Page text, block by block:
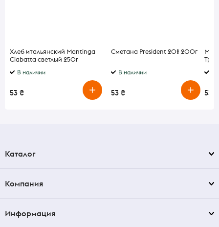
Хлеб итальянский Mantinga
Ciabatta светлый 250г
В наличии
53 ₴
Сметана President 20% 200г
В наличии
53 ₴ 53 ₴
Каталог
Компания
Информация